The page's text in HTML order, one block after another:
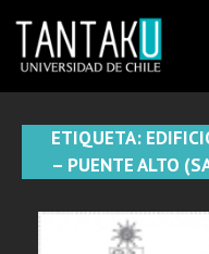
content
ETIQUETA:
– PUENTE ALTO